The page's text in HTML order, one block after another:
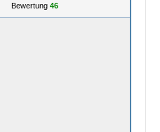
Bewertung 46